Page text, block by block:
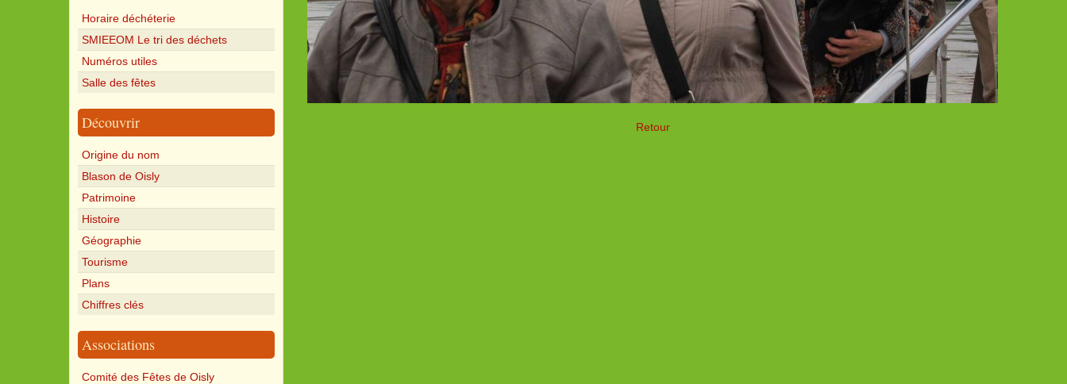
Horaire déchéterie
SMIEEOM Le tri des déchets
Numéros utiles
Salle des fêtes
Découvrir
Origine du nom
Blason de Oisly
Patrimoine
Histoire
Géographie
Tourisme
Plans
Chiffres clés
Associations
Comité des Fêtes de Oisly
Retour